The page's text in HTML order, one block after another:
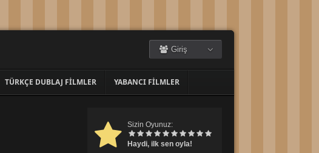
Giriş
TÜRKÇE DUBLAJ FILMLER YABANCI FILMLER
Sizin Oyunuz:
Haydi, ilk sen oyla!